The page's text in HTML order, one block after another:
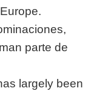
parte de
largely been